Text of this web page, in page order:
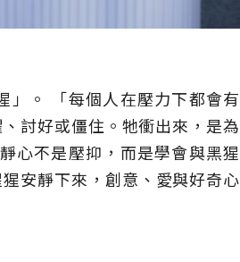
」。 「每個人在壓力下都會有
討好或僵住。牠衝出來，是為
心不是壓抑，而是學會與黑猩
安靜下來，創意、愛與好奇心